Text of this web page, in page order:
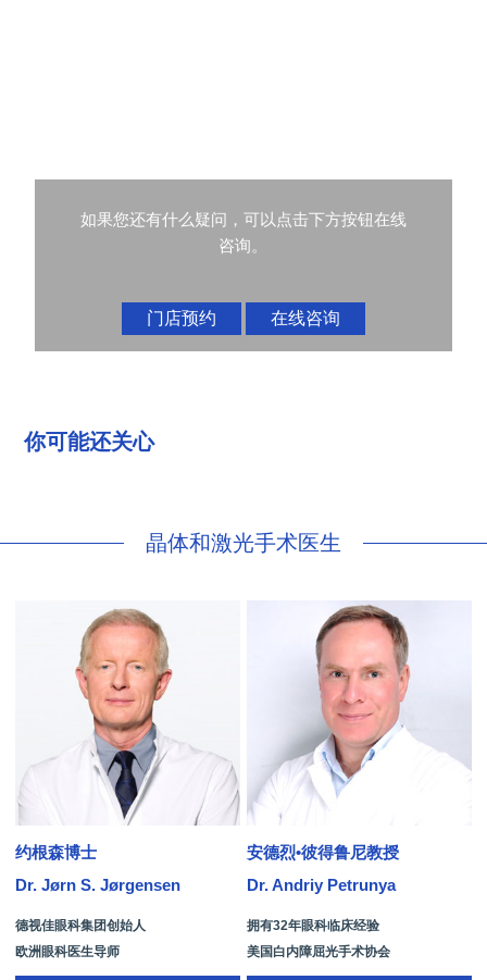
如果您还有什么疑问，可以点击下方按钮在线
咨询。
门店预约 在线咨询
你可能还关心
晶体和激光手术医生
约根森博士
Dr. Jørn S. Jørgensen
德视佳眼科集团创始人
欧洲眼科医生导师
安德烈•彼得鲁尼教授
Dr. Andriy Petrunya
拥有32年眼科临床经验
美国白内障屈光手术协会